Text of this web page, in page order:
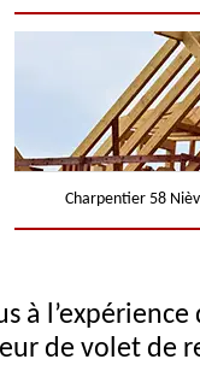
Charpentier 58
à
de volet de